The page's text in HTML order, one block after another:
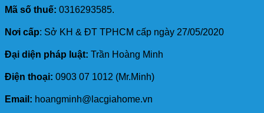
Mã số thuế: 0316293585.
Nơi cấp: Sở KH & ĐT TPHCM cấp ngày 27/05/2020
Đại diện pháp luật: Trần Hoàng Minh
Điện thoại: 0903 07 1012 (Mr.Minh)
Email: hoangminh@lacgiahome.vn